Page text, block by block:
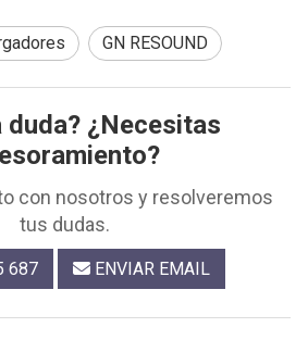
GN RESOUND
duda? ¿Necesitas
con nosotros y resolveremos
tus dudas.
687 ENVIAR EMAIL